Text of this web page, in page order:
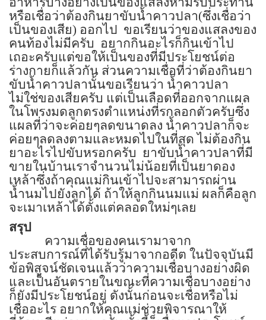
หรือเชื่อว่าต้องกินยาขับน้ำคาวปลา(ซึ่งเชื่อว่า
เป็นของเสีย) ออกไป ขอเรียนว่าของแสลงของ
คนท้องไม่มีครับ อยากกินอะไรก็กินเข้าไป
เถอะครับแต่ขอให้เป็นของที่มีประโยชน์ต่อ
ร่างกายก็แล้วกัน ส่วนความเชื่อที่ว่าต้องกินยา
ขับน้ำคาวปลานั้นขอเรียนว่า น้ำคาวปลา
ไม่ใช่ของเสียครับ แต่เป็นเลือดที่ออกจากแผล
ในโพรงมดลูกตรงตำแหน่งที่รกลอกตัวครับซึ่ง
แผลที่ว่าจะค่อยๆลดขนาดลง น้ำคาวปลาก็จะ
ค่อยๆลดลงตามและหมดไปในที่สุด ไม่ต้องกิน
ยาอะไรไปขับหรอกครับ ยาขับน้ำคาวปลาที่มี
ขายในบ้านเราจำนวนไม่น้อยที่เป็นยาดอง
เหล้าซึ่งถ้าคุณแม่กินเข้าไปจะสามารถผ่าน
น้ำนมไปยังลูกได้ ถ้าให้ลูกกินนมแม่ ผลก็คือลูก
จะเมาเหล้าได้ตั้งแต่คลอดใหม่ๆเลย
สรุป
ความเชื่อของคนเรามาจาก
ประสบการณ์ที่ได้รับรู้มาจากอดีต ในปัจจุบันมี
ข้อพิสูจน์ชัดเจนแล้วว่าความเชื่อบางอย่างผิด
และเป็นอันตรายในขณะที่ความเชื่อบางอย่าง
ก็ยังมีประโยชน์อยู่ ดังนั้นก่อนจะเชื่อหรือไม่
เชื่ออะไร อยากให้คุณแม่ช่วยพิจารณาให้